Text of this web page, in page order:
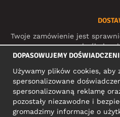
Twoje zamówienie jest
do
MEDIA
DOPASOWUJEMY
Używamy plików cookies, aby
spersonalizowane
spersonalizowaną reklamę
pozostały niezawodne i
gromadzimy informacje o